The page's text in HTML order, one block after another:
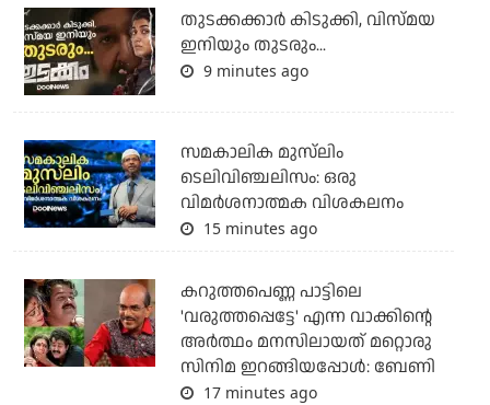
തുടക്കക്കാര്‍ കിടുക്കി, വിസ്മയ
ഇനിയും തുടരും...
9 minutes ago
സമകാലിക മുസ്‌ലിം
ടെലിവിഞ്ചലിസം: ഒരു
വിമര്‍ശനാത്മക വിശകലനം
15 minutes ago
കറുത്തപെണ്ണ പാട്ടിലെ
'വരുത്തപ്പെട്ടേ' എന്ന വാക്കിന്റെ
അർത്ഥം മനസിലായത് മറ്റൊരു
സിനിമ ഇറങ്ങിയപ്പോൾ: ബേണി
17 minutes ago